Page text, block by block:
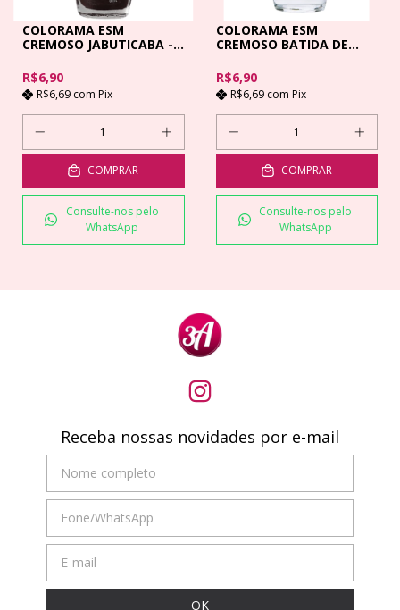
COLORAMA ESM
CREMOSO JABUTICABA -
R$6,90
R$6,69 com Pix
COMPRAR
Consulte-nos pelo
WhatsApp
COLORAMA ESM
CREMOSO BATIDA DE
R$6,90
R$6,69 com Pix
COMPRAR
Consulte-nos pelo
WhatsApp
Receba nossas novidades por e-mail